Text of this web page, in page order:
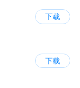
下载
下载